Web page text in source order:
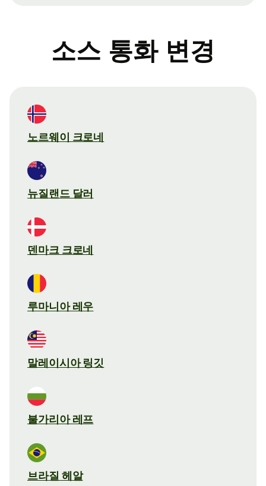
소스 통화 변경
노르웨이 크로네
뉴질랜드 달러
덴마크 크로네
루마니아 레우
말레이시아 링깃
불가리아 레프
브라질 헤알